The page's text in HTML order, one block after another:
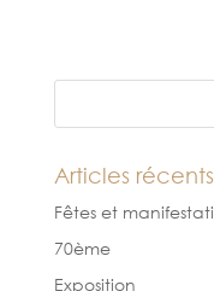
Articles récents
Fêtes et
70ème
Exposition